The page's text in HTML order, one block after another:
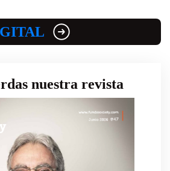
nuestra revista